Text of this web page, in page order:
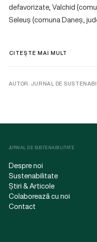
defavorizate, Valchid
Seleuș (comuna Daneș,
CITEȘTE MAI MULT
AUTOR. JURNAL DE
JURNAL DE SUSTENABILITATE
Despre noi
Sustenabilitate
Știri & Articole
Colaborează cu noi
Contact